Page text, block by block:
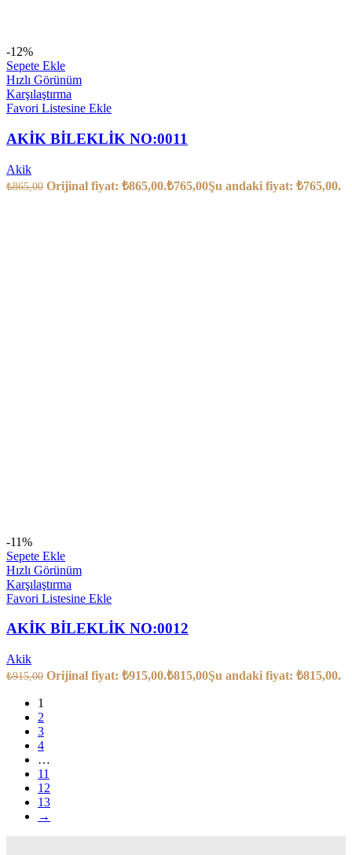
-12%
Sepete Ekle
Hızlı Görünüm
Karşılaştırma
Favori Listesine Ekle
AKİK BİLEKLİK NO:0011
Akik
₺865,00 Orijinal fiyat: ₺865,00.₺765,00Şu andaki fiyat: ₺765,00.
-11%
Sepete Ekle
Hızlı Görünüm
Karşılaştırma
Favori Listesine Ekle
AKİK BİLEKLİK NO:0012
Akik
₺915,00 Orijinal fiyat: ₺915,00.₺815,00Şu andaki fiyat: ₺815,00.
1
2
3
4
…
11
12
13
→